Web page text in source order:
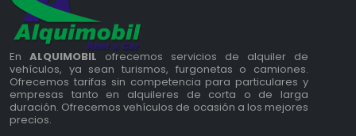
En ALQUIMOBIL ofrecemos servicios de alquiler de
vehículos, ya sean turismos, furgonetas o camiones.
Ofrecemos tarifas sin competencia para particulares y
empresas tanto en alquileres de corta o de larga
duración. Ofrecemos vehículos de ocasión a los mejores
precios.